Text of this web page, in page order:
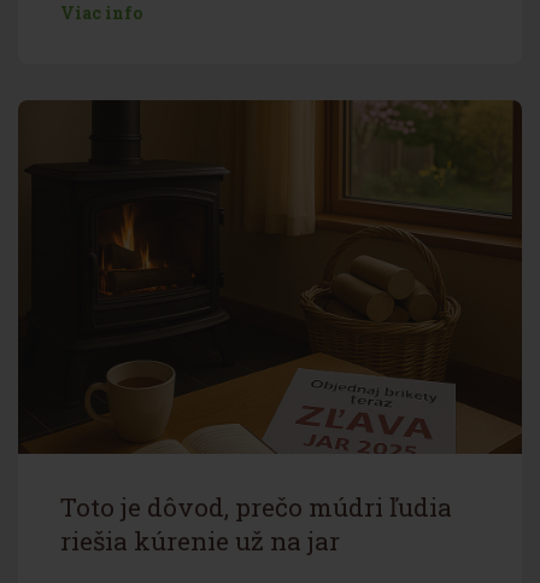
Viac info
Toto je dôvod, prečo múdri ľudia
riešia kúrenie už na jar